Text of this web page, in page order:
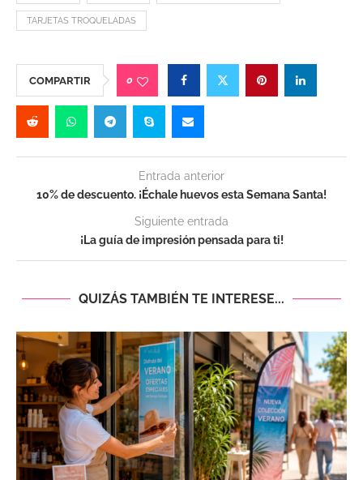
TARJETAS TROQUELADAS
COMPARTIR 0
Entrada anterior
10% de descuento. ¡Échale huevos esta Semana Santa!
Siguiente entrada
¡La guía de impresión pensada para ti!
QUIZÁS TAMBIÉN TE INTERESE...